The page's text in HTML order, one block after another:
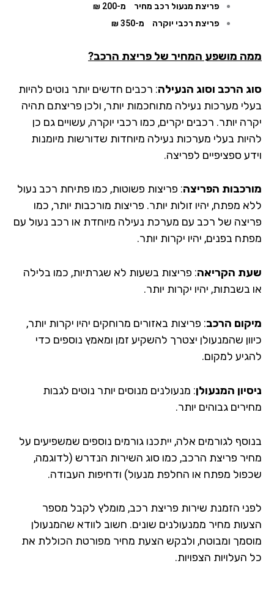
פריצת מנעול רכב מחיר
מ-200 ₪
פריצת רכבי יוקרה
מ-350 ₪
מושפע המחיר של פריצת הרכב?
הרכב וסוג הנעילה: רכבים חדשים יותר נוטים להיות
מערכות נעילה מתוחכמות יותר, ולכן פריצתם תהיה
יותר. רכבים יקרים, כמו רכבי יוקרה, עשויים גם כן
בעלי מערכות נעילה מיוחדות שדורשות מיומנות
ספציפיים לפריצה.
הפריצה: פריצות פשוטות, כמו פתיחת רכב נעול
מפתח, יהיו זולות יותר. פריצות מורכבות יותר, כמו
של רכב עם מערכת נעילה מיוחדת או רכב נעול עם
בפנים, יהיו יקרות יותר.
הקריאה: פריצות בשעות לא שגרתיות, כמו בלילה
בשבתות, יהיו יקרות יותר.
הרכב: פריצות באזורים מרוחקים יהיו יקרות יותר,
שהמנעולן יצטרך להשקיע זמן ומאמץ נוספים כדי
למקום.
המנעולן: מנעולנים מנוסים יותר נוטים לגבות
גבוהים יותר.
לגורמים אלה, ייתכנו גורמים נוספים שמשפיעים על
פריצת הרכב, כמו סוג השירות הנדרש (לדוגמה,
מפתח או החלפת מנעול) ודחיפות העבודה.
הזמנת שירות פריצת רכב, מומלץ לקבל מספר
מחיר ממנעולנים שונים. חשוב לוודא שהמנעולן
ומבוטח, ולבקש הצעת מחיר מפורטת הכוללת את
העלויות הצפויות.